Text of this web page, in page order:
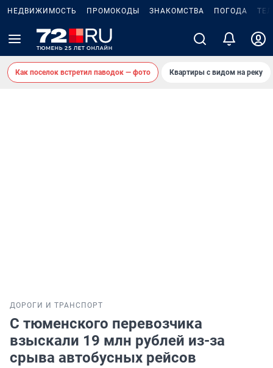
НЕДВИЖИМОСТЬ ПРОМОКОДЫ ЗНАКОМСТВА ПОГОДА
Как поселок встретил паводок — фото Квартиры с видом на реку
ДОРОГИ И ТРАНСПОРТ
С тюменского перевозчика
взыскали 19 млн рублей из-за
срыва автобусных рейсов